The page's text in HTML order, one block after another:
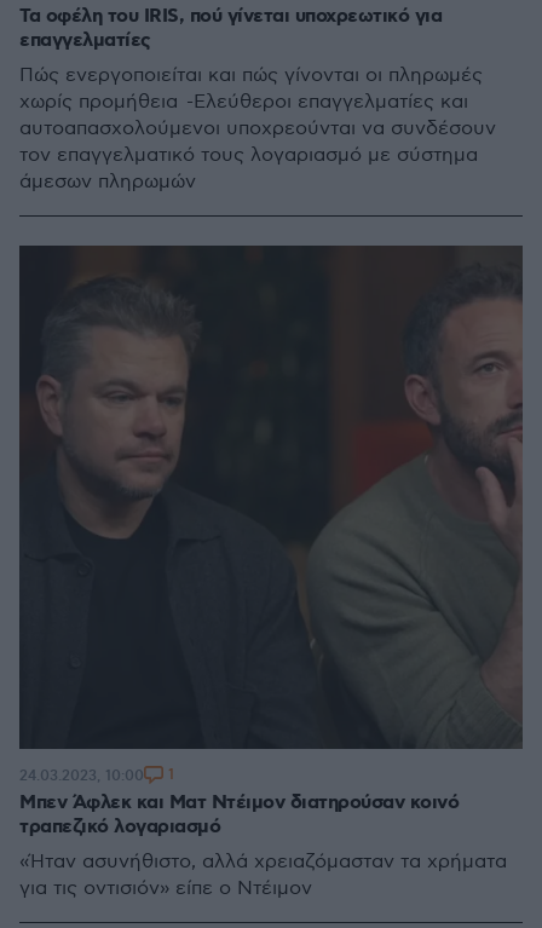
Τα οφέλη του IRIS, πού γίνεται υποχρεωτικό για
επαγγελματίες
Πώς ενεργοποιείται και πώς γίνονται οι πληρωμές
χωρίς προμήθεια -Ελεύθεροι επαγγελματίες και
αυτοαπασχολούμενοι υποχρεούνται να συνδέσουν
τον επαγγελματικό τους λογαριασμό με σύστημα
άμεσων πληρωμών
Μπεν Άφλεκ και Ματ Ντέιμον διατηρούσαν κοινό
τραπεζικό λογαριασμό
«Ήταν ασυνήθιστο, αλλά χρειαζόμασταν τα χρήματα
για τις οντισιόν» είπε ο Ντέιμον
24.03.2023, 10:00 1